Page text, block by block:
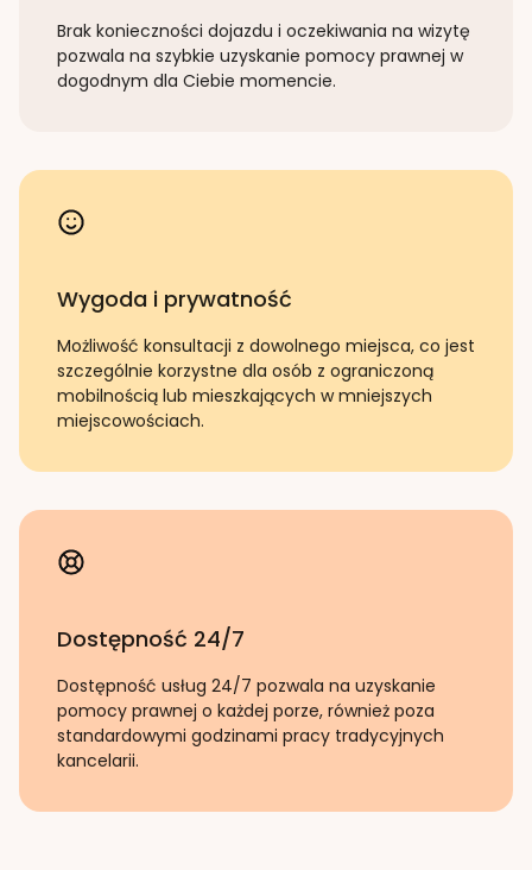
Brak konieczności dojazdu i oczekiwania na wizytę
pozwala na szybkie uzyskanie pomocy prawnej w
dogodnym dla Ciebie momencie.
Wygoda i prywatność
Możliwość konsultacji z dowolnego miejsca, co jest
szczególnie korzystne dla osób z ograniczoną
mobilnością lub mieszkających w mniejszych
miejscowościach.
Dostępność 24/7
Dostępność usług 24/7 pozwala na uzyskanie
pomocy prawnej o każdej porze, również poza
standardowymi godzinami pracy tradycyjnych
kancelarii.